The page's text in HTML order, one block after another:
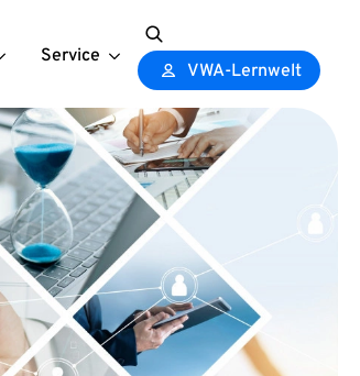
Service
Search
for:
VWA-Lernwelt